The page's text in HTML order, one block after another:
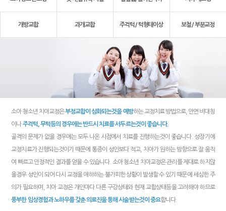
개방교합 과개교합 주걱턱 / 턱형태이상 보철 / 부분교정
소아 청소년 치아교정은부정교합이 심화되는것을 예방하는 교정치료 방법으로, 안면 비대칭
이나주걱턱, 무턱등의 경우에는 반드시 치료를 서두르는것이 좋습니다.
골격의 문제가 없을 경우에는 모두 나온 시점에서 치료를 진행하는것이 좋습니다. 성장기에
교정치료가 진행되는것이기 때문에 통증이 성인보다 적고, 치아가 원하는 방향으로 잘 움직
여 빠르고 안정적인 결과를 얻을 수 있습니다. 소아 청소년 치아교정은 관리를 제대로 하지않
을경우 성인이 되어 다시 교정을 애햐하는 불가피한 상황이 발생할 수 있기 때문에 세심한 주
의가 필요하며, 치아 교정은 개인마다 다른 구강상태와 현재 교합상태등을 고려해야 하므로
풍부한 임상경험과 노하우를 갖춘 의료진을 통해 시술받는것이 중요합니다.